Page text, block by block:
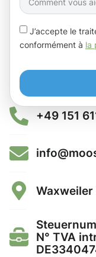
J’accepte le
conformément à la
+49 151
N° TVA